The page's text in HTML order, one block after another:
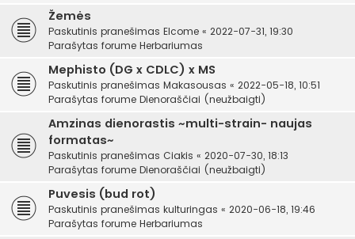
Žemės
Paskutinis pranešimas Elcome « 2022-07-31, 19:30
Parašytas forume Herbariumas
Mephisto (DG x CDLC) x MS
Paskutinis pranešimas Makasousas « 2022-05-18, 10:51
Parašytas forume Dienoraščiai (neužbaigti)
Amzinas dienorastis ~multi-strain- naujas
formatas~
Paskutinis pranešimas Ciakis « 2020-07-30, 18:13
Parašytas forume Dienoraščiai (neužbaigti)
Puvesis (bud rot)
Paskutinis pranešimas kulturingas « 2020-06-18, 19:46
Parašytas forume Herbariumas